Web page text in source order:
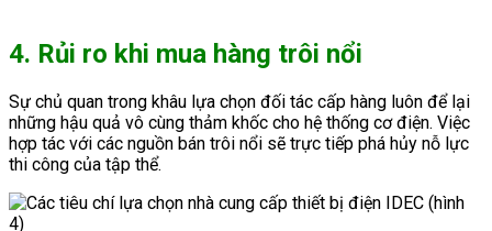
4. Rủi ro khi mua hàng trôi nổi
Sự chủ quan trong khâu lựa chọn đối tác cấp hàng luôn để lại
những hậu quả vô cùng thảm khốc cho hệ thống cơ điện. Việc
hợp tác với các nguồn bán trôi nổi sẽ trực tiếp phá hủy nỗ lực
thi công của tập thể.